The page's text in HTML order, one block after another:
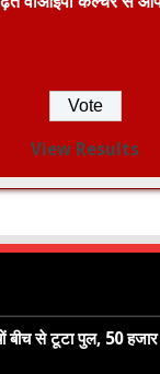
View Results
बीच से टूटा पुल, 50